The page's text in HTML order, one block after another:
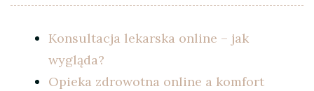
Konsultacja lekarska online – jak
wygląda?
Opieka zdrowotna online a komfort